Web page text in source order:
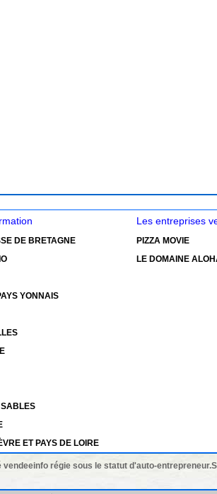
DE BRETAGNE
YONNAIS
ET PAYS DE LOIRE
Les entreprises
PIZZA MOVIE
LE DOMAINE
vendeeinfo régie sous le statut d'auto-